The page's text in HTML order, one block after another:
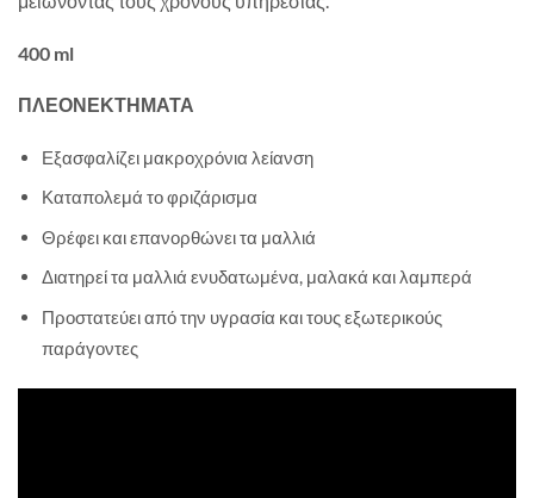
400 ml
ΠΛΕΟΝΕΚΤΗΜΑΤΑ
Εξασφαλίζει μακροχρόνια λείανση
Καταπολεμά το φριζάρισμα
Θρέφει και επανορθώνει τα μαλλιά
Διατηρεί τα μαλλιά ενυδατωμένα, μαλακά και λαμπερά
Προστατεύει από την υγρασία και τους εξωτερικούς
παράγοντες